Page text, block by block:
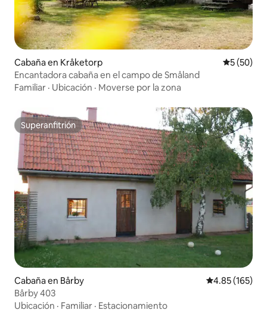
Cabaña en Kråketorp
5 (50)
Encantadora cabaña en el campo de Småland
Familiar · Ubicación · Moverse por la zona
Superanfitrión
Superanfitrión
Cabaña en Bårby Calificación
4.85 (165)
Bårby 403
Ubicación · Familiar · Estacionamiento